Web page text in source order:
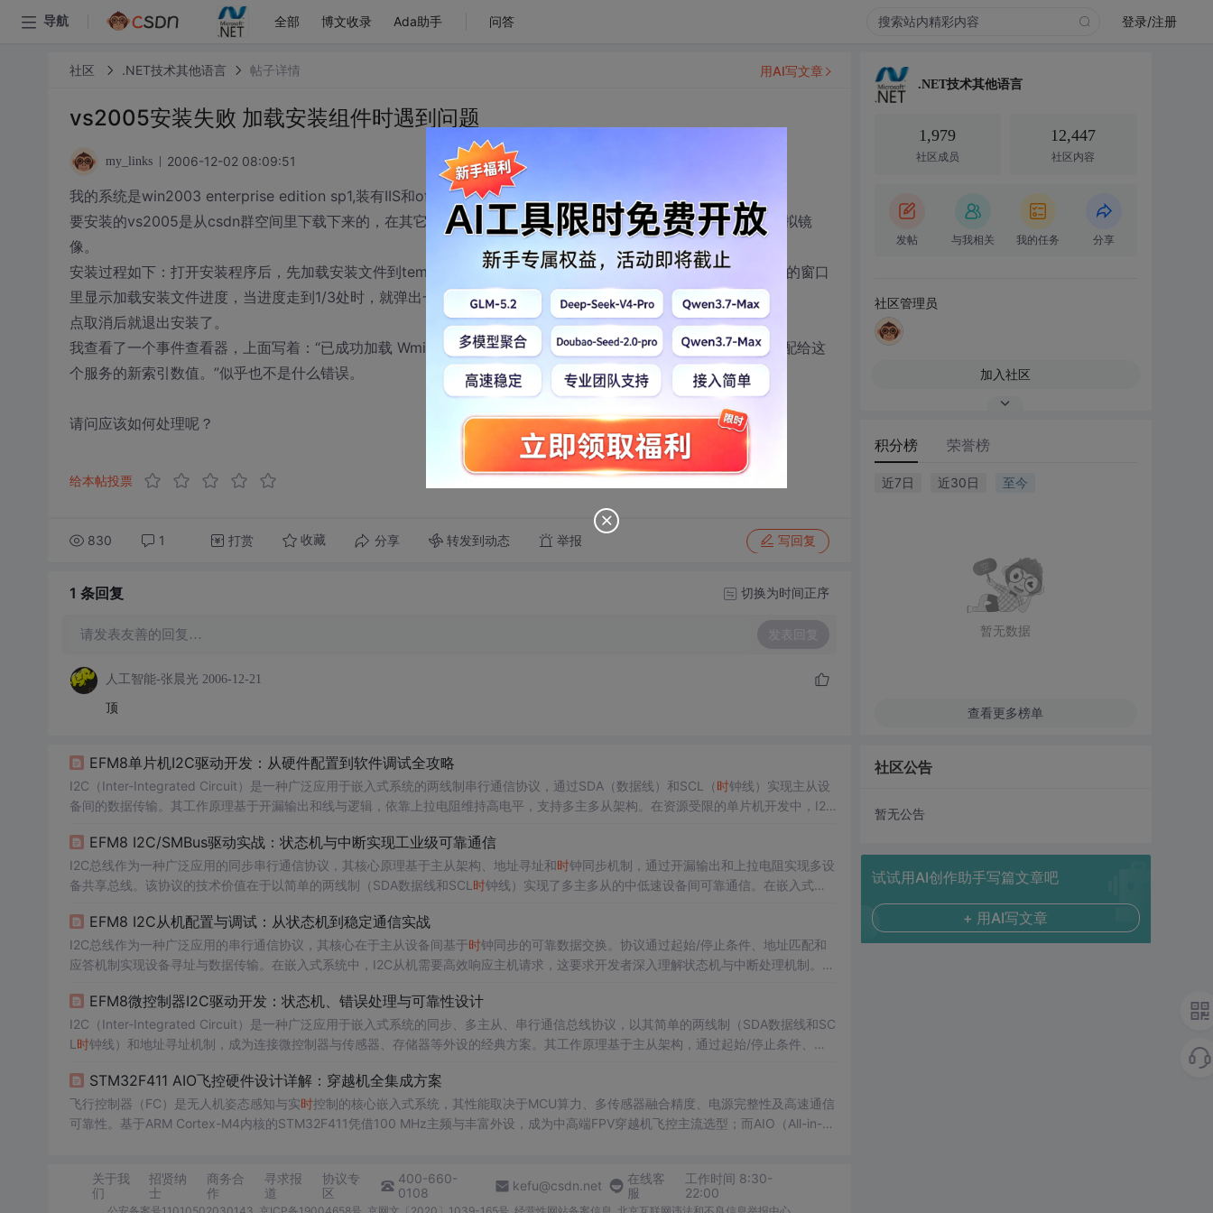
导航 全部 博文收录 Ada助手 问答 登录/注册
社区 .NET技术其他语言 帖子详情
vs2005安装失败 加载安装组件时遇到问题
my_links 2006-12-02 08:09:51
我的系统是win2003 enterprise edition sp1,装有IIS和office2000中的frontpage.
要安装的vs2005是从csdn群空间里下载下来的，在其它的电脑上可以安装，是一个ISO文件，安装时已经做了虚拟镜
像。
安装过程如下：打开安装程序后，先加载安装文件到temp目录里，有67个，这一步没有问题，当加载完后，在新的窗口
里显示加载安装文件进度，当进度走到1/3处时，就弹出一个错误提示：“加载安装文件时遇到问题，取消安装。”
点取消后就退出安装了。
我查看了一个事件查看器，上面写着：“已成功加载 WmiApRpl (WmiApRpl)服务的性能计数器。记录数据含有分配给这
个服务的新索引数值。”似乎也不是什么错误。
请问应该如何处理呢？
给本帖投票
830 1 打赏 收藏 分享 转发到动态 举报 写回复
用AI写文章
1 条回复 切换为时间正序
请发表友善的回复… 发表回复
人工智能-张晨光 2006-12-21
顶
EFM8单片机I2C驱动开发：从硬件配置到软件调试全攻略
I2C（Inter-Integrated Circuit）是一种广泛应用于嵌入式系统的两线制串行通信协议，通过SDA（数据线）和SCL（ 时钟线）实现主从设
备间的数据传输。其工作原理基于开漏输出和线与逻辑，依靠上拉电阻维持高电平，支持多主多从架构。在资源受限的单片机开发中，I2C
文以Silicon Labs EFM8系列单片机为例，深入解析硬件I2C模块的寄存器配置、中断驱动状态机设计，
EFM8 I2C/SMBus驱动实战：状态机与中断实现工业级可靠通信
I2C总线作为一种广泛应用的同步串行通信协议，其核心原理基于主从架构、地址寻址和时钟同步机制，通过开漏输出和上拉电阻实现多设
备共享总线。该协议的技术价值在于以简单的两线制（SDA数据线和SCL 时钟线）实现了多主多从的中低速设备间可靠通信。在嵌入式系
境或长线缆应用中的稳定性，驱动设计必须超越基础收发，深入处理多主竞争、总线仲裁、从机无应答（NACK）等高级异常情况，并可
通过实现SM
EFM8 I2C从机配置与调试：从状态机到稳定通信实战
I2C总线作为一种广泛应用的串行通信协议，其核心在于主从设备间基于时钟同步的可靠数据交换。协议通过起始/停止条件、地址匹配和
应答机制实现设备寻址与数据传输。在嵌入式系统中，I2C从机需要高效响应主机请求，这要求开发者深入理解状态机与中断处理机制。EF
景中尤为重要。本文聚焦于EFM8LB1/BB3作为I2C从机的实战配置，详细解析状态机响应、中断服务程序优化及常见
者实
EFM8微控制器I2C驱动开发：状态机、错误处理与可靠性设计
I2C（Inter-Integrated Circuit）是一种广泛应用于嵌入式系统的同步、多主从、串行通信总线协议，以其简单的两线制（SDA数据线和SC
L 时钟线）和地址寻址机制，成为连接微控制器与传感器、存储器等外设的经典方案。其工作原理基于主从架构，通过起始/停止条件、地
开发中，I2C驱动是连接MCU与各类外设（如温湿度传感器、EEPROM、RTC等）的关键底层模块，其稳定性和鲁棒性直
STM32F411 AIO飞控硬件设计详解：穿越机全集成方案
飞行控制器（FC）是无人机姿态感知与实时控制的核心嵌入式系统，其性能取决于MCU算力、多传感器融合精度、电源完整性及高速通信
可靠性。基于ARM Cortex-M4内核的STM32F411凭借100 MHz主频与丰富外设，成为中高端FPV穿越机飞控主流选型；而AIO（All-in-O
关于我
们
招贤纳
士
商务合
作
寻求报
道
协议专
区
400-660-
0108
kefu@csdn.net
在线客
服
工作时间 8:30-
22:00
.NET技术其他语言
1,979
社区成员
12,447
社区内容
发帖 与我相关 我的任务 分享
社区管理员
加入社区
积分榜 荣誉榜
近7日 近30日 至今
暂无数据
查看更多榜单
社区公告
暂无公告
试试用AI创作助手写篇文章吧
+ 用AI写文章